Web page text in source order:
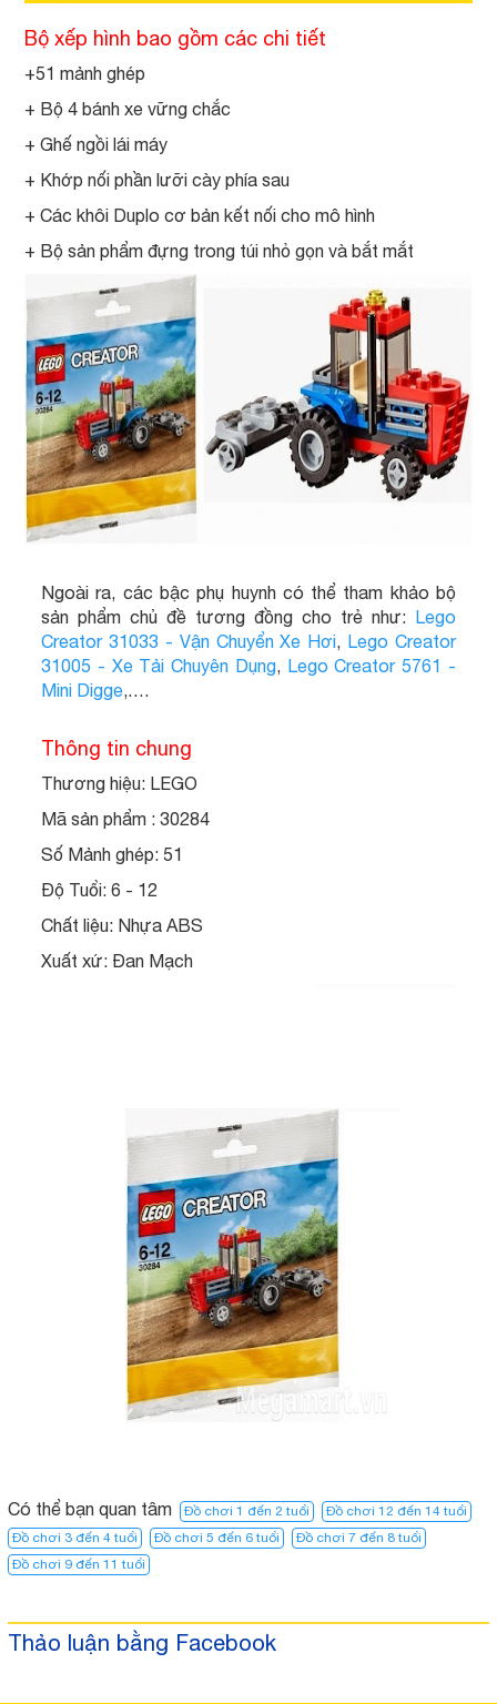
Bộ xếp hình bao gồm các chi tiết
+51 mảnh ghép
+ Bộ 4 bánh xe vững chắc
+ Ghế ngồi lái máy
+ Khớp nối phần lưỡi cày phía sau
+ Các khôi Duplo cơ bản kết nối cho mô hình
+ Bộ sản phẩm đựng trong túi nhỏ gọn và bắt mắt
Ngoài ra, các bậc phụ huynh có thể tham khảo bộ
sản phẩm chủ đề tương đồng cho trẻ như: Lego
Creator 31033 - Vận Chuyển Xe Hơi, Lego Creator
31005 - Xe Tải Chuyên Dụng, Lego Creator 5761 -
Mini Digge,….
Thông tin chung
Thương hiệu: LEGO
Mã sản phẩm : 30284
Số Mảnh ghép: 51
Độ Tuổi: 6 - 12
Chất liệu: Nhựa ABS
Xuất xứ: Đan Mạch
Có thể bạn quan tâm Đồ chơi 1 đến 2 tuổi
Đồ chơi 12 đến 14 tuổi
Đồ chơi 3 đến 4 tuổi
Đồ chơi 5 đến 6 tuổi
Đồ chơi 7 đến 8 tuổi
Đồ chơi 9 đến 11 tuổi
Thảo luận bằng Facebook